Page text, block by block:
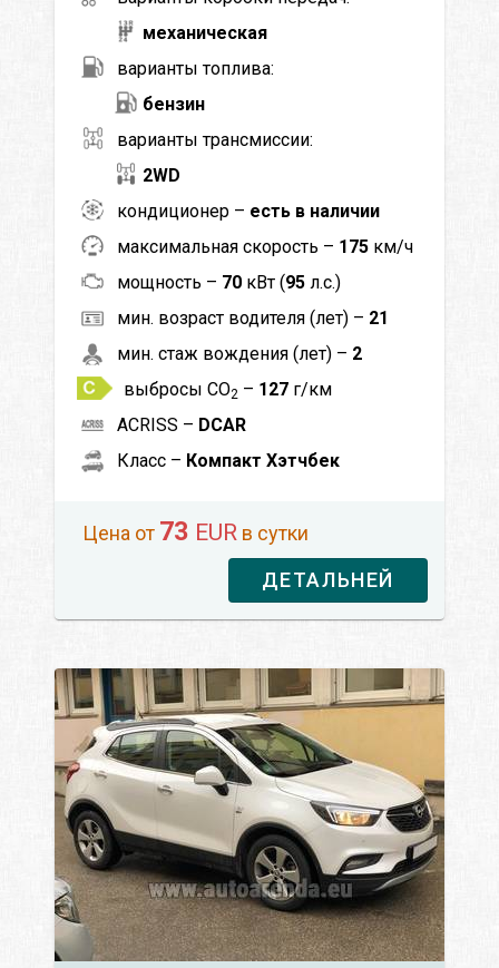
механическая
варианты топлива:
бензин
варианты трансмиссии:
2WD
кондиционер – есть в наличии
максимальная скорость – 175 км/ч
мощность – 70 кВт (95 л.с.)
мин. возраст водителя (лет) – 21
мин. стаж вождения (лет) – 2
выбросы CO2 – 127 г/км
ACRISS – DCAR
Класс – Компакт Хэтчбек
Цена от 73 EUR в сутки
ДЕТАЛЬНЕЙ